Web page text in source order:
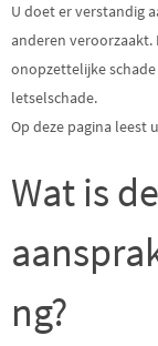
U doet er verstandig
anderen veroorzaakt.
onopzettelijke
letselschade.
Op deze pagina leest
Wat is de
ng?